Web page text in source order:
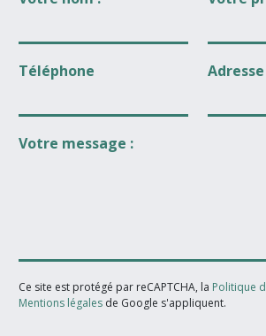
Téléphone
Votre message :
Ce site est protégé par reCAPTCHA, la Politique
Mentions légales de Google s'appliquent.